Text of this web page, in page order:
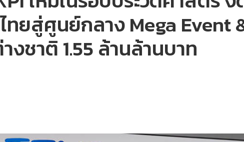
ทยสู่ศูนย์กลาง Mega Event
งชาติ 1.55 ล้านล้านบาท